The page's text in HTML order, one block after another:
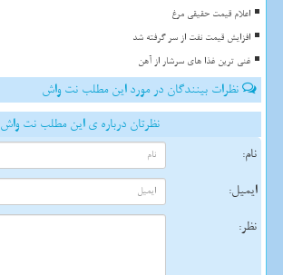
اعلام قیمت حقیقی مرغ
افزایش قیمت نفت از سر گرفته شد
غنی ترین غذا های سرشار از آهن
نظرات بینندگان در مورد این مطلب نت واش
نظرتان درباره ی این مطلب نت واش
نام:
ایمیل:
نظر: